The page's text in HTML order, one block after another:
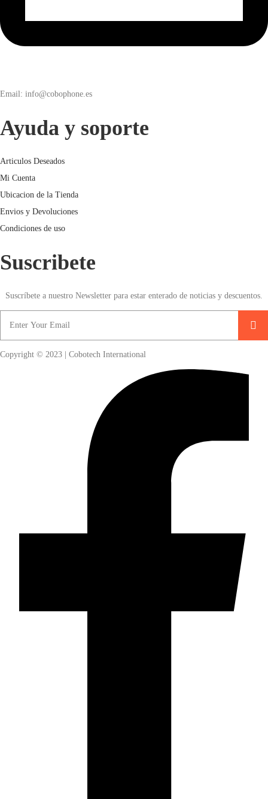
Email: info@cobophone.es
Ayuda y soporte
Articulos Deseados
Mi Cuenta
Ubicacion de la Tienda
Envios y Devoluciones
Condiciones de uso
Suscribete
Suscríbete a nuestro Newsletter para estar enterado de noticias y descuentos.
Copyright © 2023 | Cobotech International